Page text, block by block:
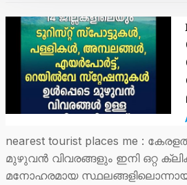
nearest tourist places me :
മുഴുവൻ വിവരങ്ങളും ഇനി ഒറ്റ
മനോഹരമായ